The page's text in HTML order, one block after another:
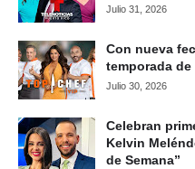
Julio 31, 2026
Con nueva
temporada de
Julio 30, 2026
Celebran
Kelvin
de Semana”